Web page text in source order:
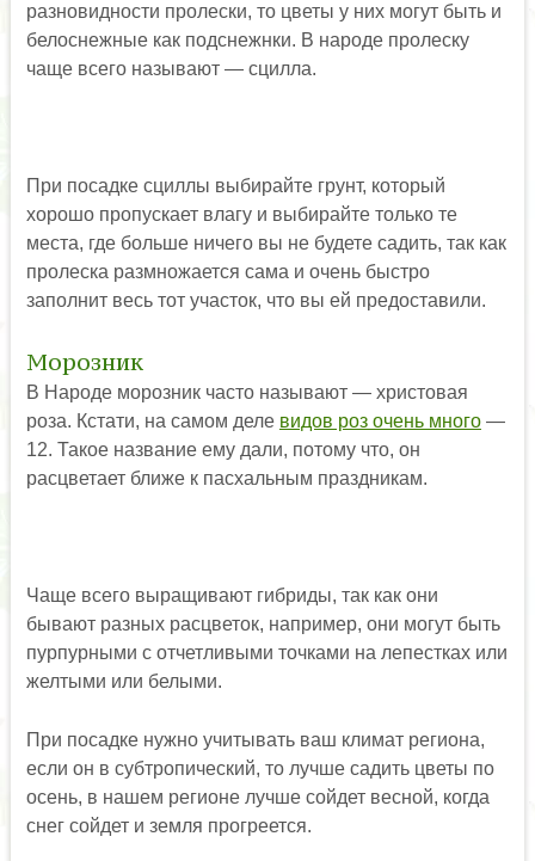
разновидности пролески, то цветы у них могут быть и
белоснежные как подснежнки. В народе пролеску
чаще всего называют — сцилла.
При посадке сциллы выбирайте грунт, который
хорошо пропускает влагу и выбирайте только те
места, где больше ничего вы не будете садить, так как
пролеска размножается сама и очень быстро
заполнит весь тот участок, что вы ей предоставили.
Морозник
В Народе морозник часто называют — христовая
роза. Кстати, на самом деле видов роз очень много—
12. Такое название ему дали, потому что, он
расцветает ближе к пасхальным праздникам.
Чаще всего выращивают гибриды, так как они
бывают разных расцветок, например, они могут быть
пурпурными с отчетливыми точками на лепестках или
желтыми или белыми.
При посадке нужно учитывать ваш климат региона,
если он в субтропический, то лучше садить цветы по
осень, в нашем регионе лучше сойдет весной, когда
снег сойдет и земля прогреется.